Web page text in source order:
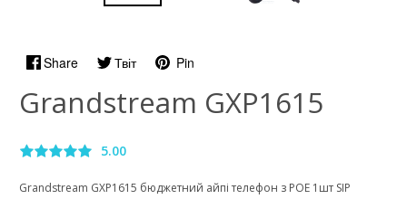
Share Твіт Pin
Grandstream GXP1615
5.00
Grandstream GXP1615 бюджетний айпі телефон з POE 1шт SIP